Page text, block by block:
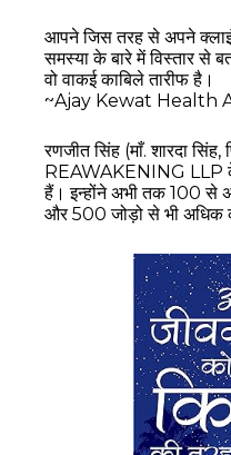
आपने जिस तरह से अपने
समस्या के बारे में विस्तार से
वो वाकई काबिले तारीफ है।
~Ajay Kewat Health
रणजीत सिंह (माँ. शारदा
REAWAKENING LLP
हैं।इन्होंने अभी तक 100 से
और 500 जोड़ो से भी अधिक